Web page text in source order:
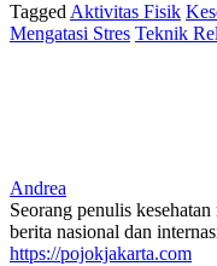
Tagged Aktivitas Fisik
Mengatasi Stres Teknik
Andrea
Seorang penulis
berita nasional dan
https://pojokjakarta.com